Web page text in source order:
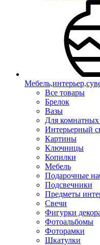
Все товары
Брелок
Вазы
Для комнатных
Интерьерный
Картины
Ключницы
Копилки
Мебель
Подарочные
Подсвечники
Предметы
Свечи
Фигурки
Фотоальбомы
Фоторамки
Шкатулки